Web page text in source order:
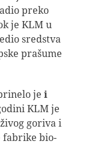
preko
je KLM u
sredstva
prašume
je i
KLM je
goriva i
fabrike bio-